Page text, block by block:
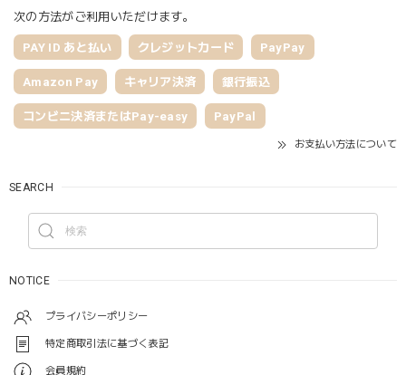
次の方法がご利用いただけます。
PAY ID あと払い クレジットカード PayPay
Amazon Pay キャリア決済 銀行振込
コンビニ決済またはPay-easy PayPal
お支払い方法について
SEARCH
NOTICE
プライバシーポリシー
特定商取引法に基づく表記
会員規約